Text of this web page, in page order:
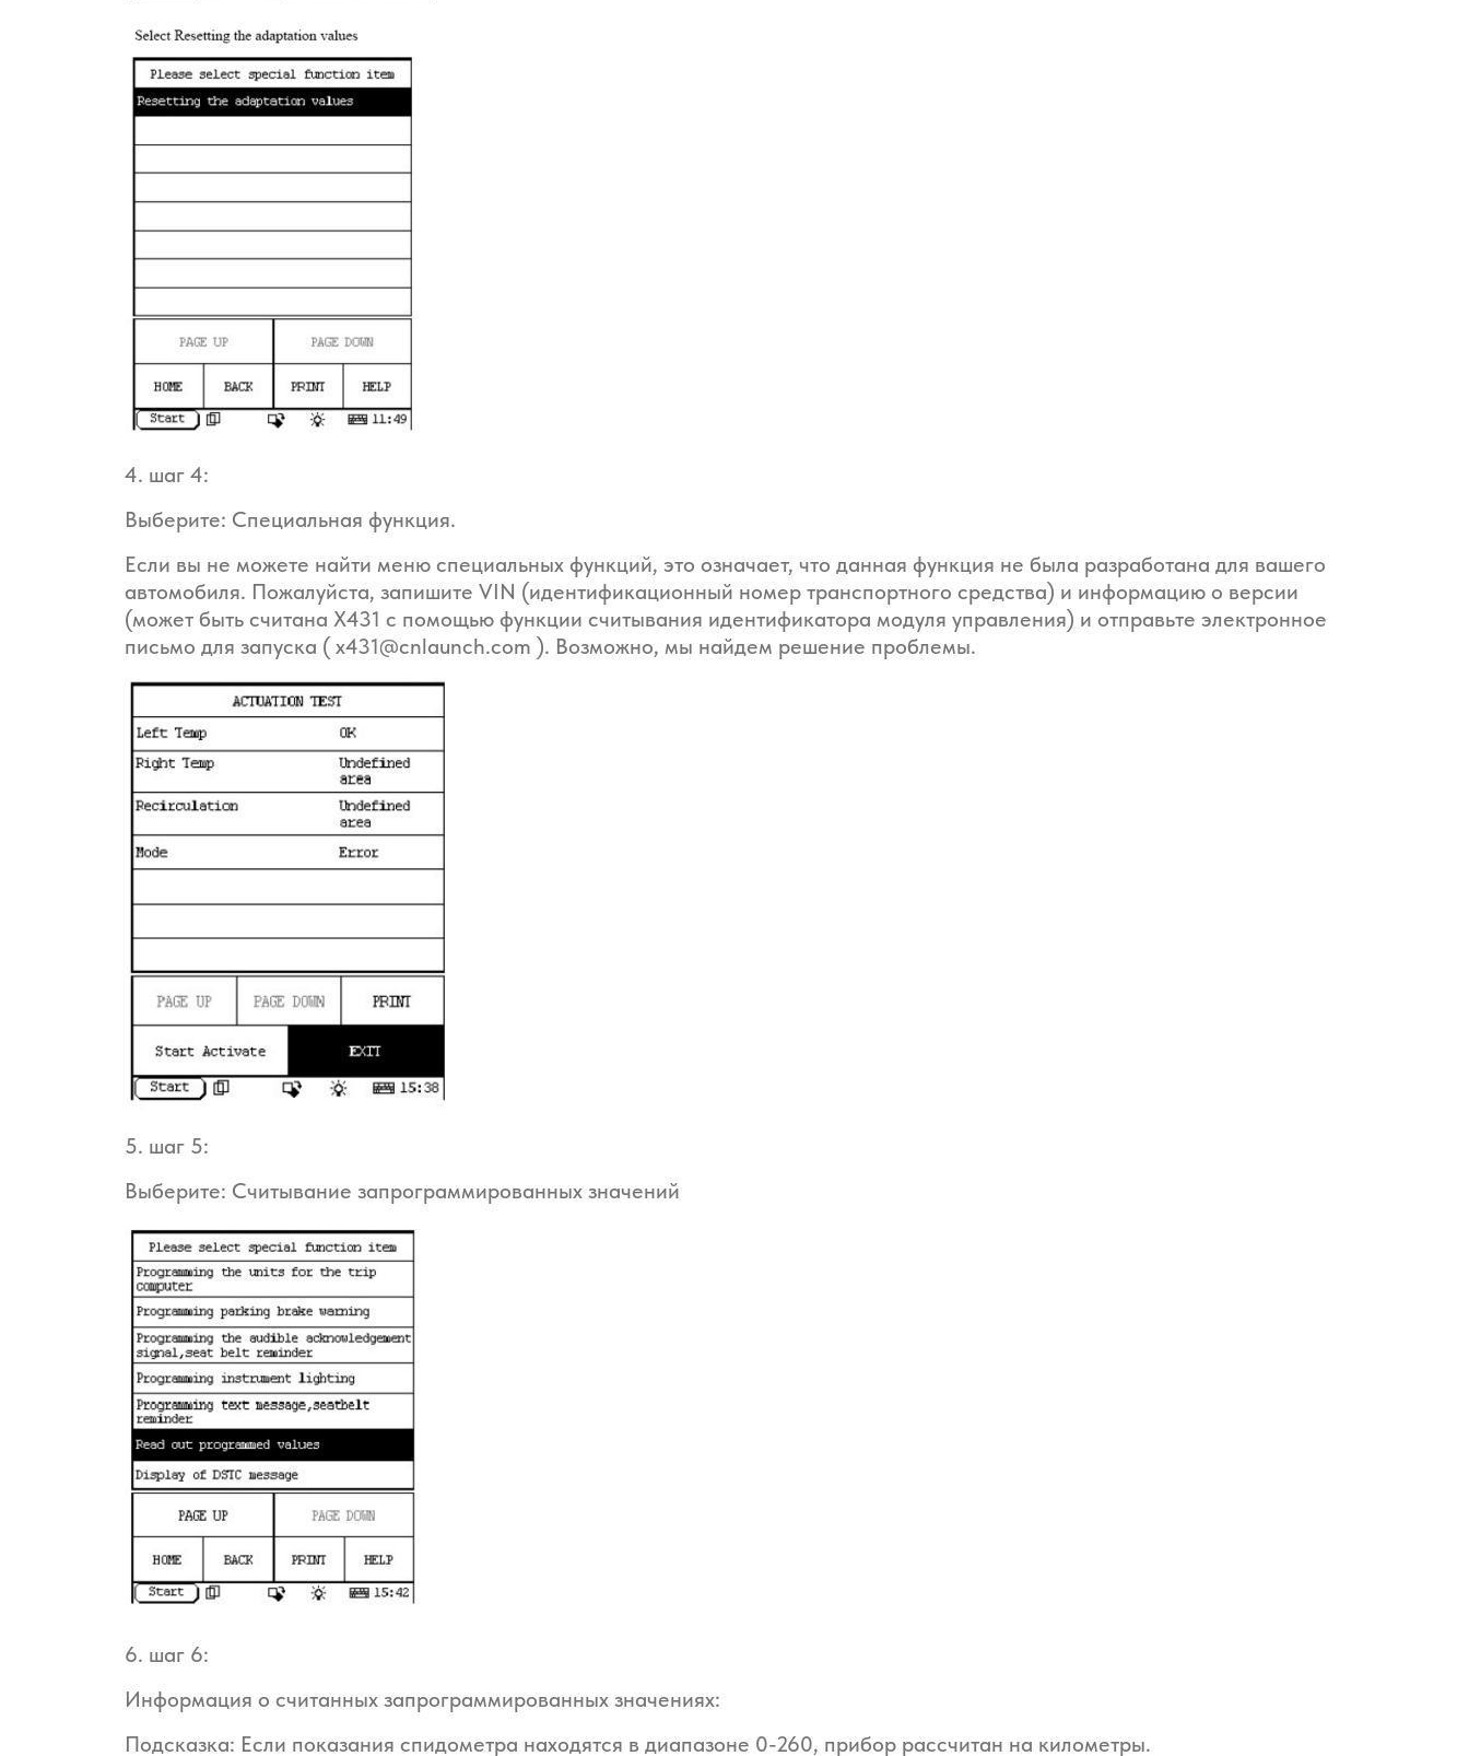
4. шаг 4:
Выберите: Специальная функция.
Если вы не можете найти меню специальных функций, это означает, что данная функция не была разработана для вашего
автомобиля. Пожалуйста, запишите VIN (идентификационный номер транспортного средства) и информацию о версии
(может быть считана X431 с помощью функции считывания идентификатора модуля управления) и отправьте электронное
письмо для запуска ( x431@cnlaunch.com ). Возможно, мы найдем решение проблемы.
5. шаг 5:
Выберите: Считывание запрограммированных значений
6. шаг 6:
Информация о считанных запрограммированных значениях:
Подсказка: Если показания спидометра находятся в диапазоне 0-260, прибор рассчитан на километры.